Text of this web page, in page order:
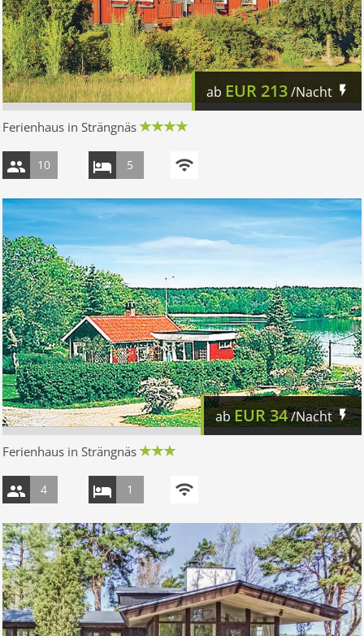
ab EUR 213/Nacht
Ferienhaus in Strängnäs
10 5
abEUR34/Nacht
Ferienhaus in Strängnäs
4 1